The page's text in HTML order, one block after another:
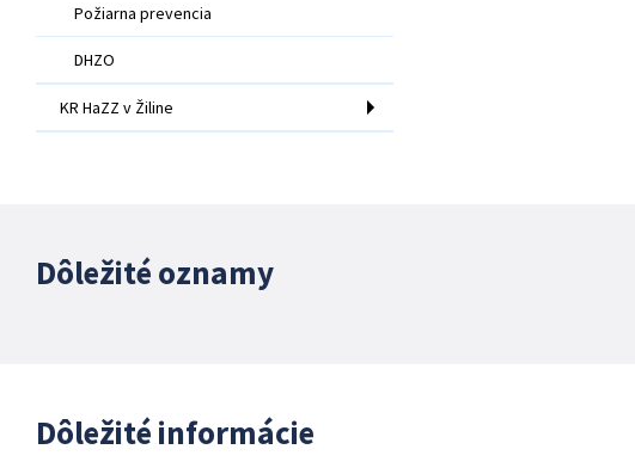
Požiarna prevencia
DHZO
KR HaZZ v Žiline
Dôležité oznamy
Dôležité informácie